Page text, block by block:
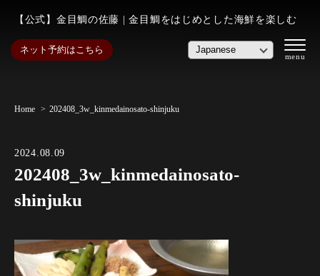
【公式】金目鯛の佐藤 | 金目鯛をはじめとした海鮮を楽しむ
ネット予約はこちら
Home 202408_3w_kinmedainosato-shinjuku
2024.08.09
202408_3w_kinmedainosato-
shinjuku